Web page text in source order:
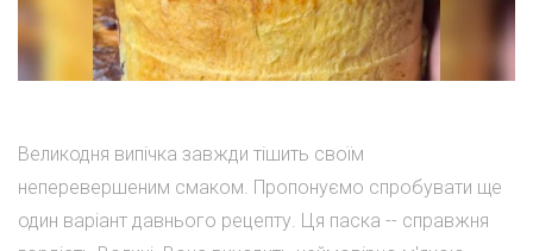
Великодня випічка завжди тішить своїм
неперевершеним смаком. Пропонуємо спробувати ще
один варіант давнього рецепту. Ця паска -- справжня